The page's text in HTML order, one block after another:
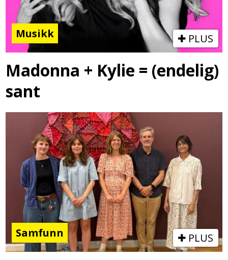
Musikk PLUS
Madonna + Kylie = (endelig)
sant
Samfunn PLUS